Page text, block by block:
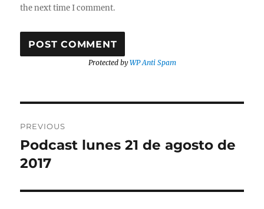
the next time I comment.
Protected byWP Anti Spam
navigation
PREVIOUS
Previous
post:
Podcast lunes 21 de agosto de
2017